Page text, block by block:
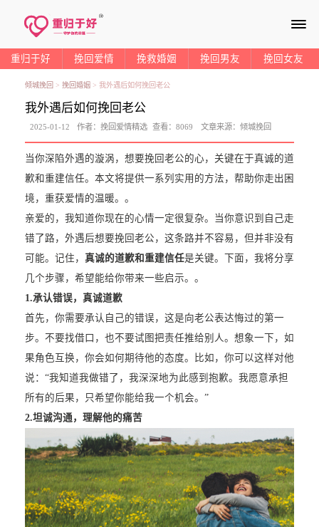
≡
重归于好 挽回爱情 挽救婚姻 挽回男友 挽回女友
倾城挽回 > 挽回婚姻 > 我外遇后如何挽回老公
我外遇后如何挽回老公
2025-01-12 作者：挽回爱情精选 查看：8069 文章来源： 倾城挽回
当你深陷外遇的漩涡，想要挽回老公的心，关键在于真诚的道
歉和重建信任。本文将提供一系列实用的方法，帮助你走出困
境，重获爱情的温暖。。
亲爱的，我知道你现在的心情一定很复杂。当你意识到自己走
错了路，外遇后想要挽回老公，这条路并不容易，但并非没有
可能。记住， 真诚的道歉和重建信任是关键。下面，我将分享
几个步骤，希望能给你带来一些启示。。
1.承认错误，真诚道歉
首先，你需要承认自己的错误，这是向老公表达悔过的第一
步。不要找借口，也不要试图把责任推给别人。想象一下，如
果角色互换，你会如何期待他的态度。比如，你可以这样对他
说：“我知道我做错了，我深深地为此感到抱歉。我愿意承担
所有的后果，只希望你能给我一个机会。”
2.坦诚沟通，理解他的痛苦